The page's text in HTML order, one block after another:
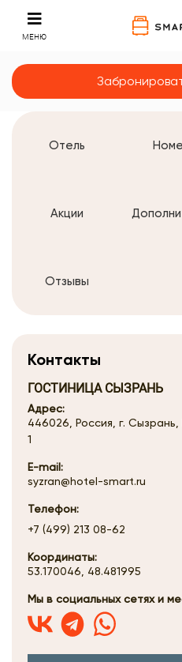
МЕНЮ
Отель
Акции
Отзывы
Контакты
ГОСТИНИЦА СЫЗРАНЬ
Адрес:
446026, Россия, г.
1
E-mail:
syzran@hotel-smart.ru
Телефон:
+7 (499) 213 08-62
Координаты:
53.170046, 48.481995
Мы в социальных сетях и